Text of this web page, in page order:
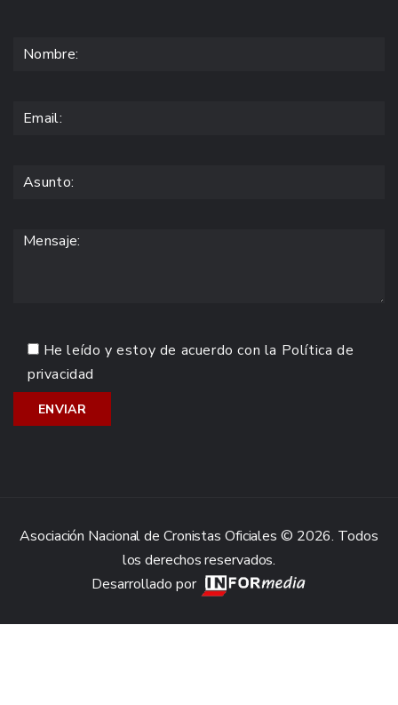
He leído y estoy de acuerdo con la Política de
privacidad
Asociación Nacional de Cronistas Oficiales © 2026. Todos
los derechos reservados.
Desarrollado por